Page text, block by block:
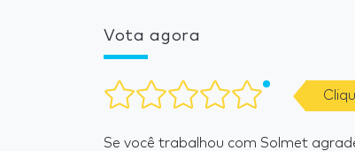
Vota agora
Se você trabalhou com Solmet